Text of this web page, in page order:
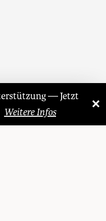
— Jetzt
Weitere Infos
×
»